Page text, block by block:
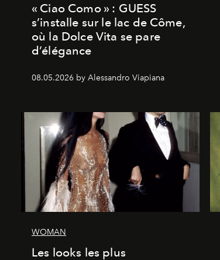
« Ciao Como » : GUESS
s’installe sur le lac de Côme,
où la Dolce Vita se pare
d’élégance
08.05.2026 by Alessandro Viapiana
WOMAN
Les looks les plus